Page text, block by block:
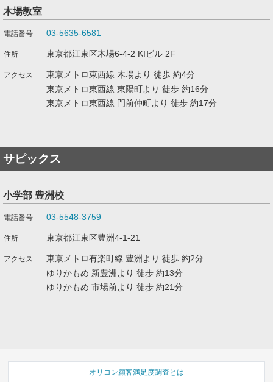
木場教室
03-5635-6581
東京都江東区木場6-4-2 KIビル 2F
東京メトロ東西線 木場より 徒歩 約4分
東京メトロ東西線 東陽町より 徒歩 約16分
東京メトロ東西線 門前仲町より 徒歩 約17分
サピックス
小学部 豊洲校
03-5548-3759
東京都江東区豊洲4-1-21
東京メトロ有楽町線 豊洲より 徒歩 約2分
ゆりかもめ 新豊洲より 徒歩 約13分
ゆりかもめ 市場前より 徒歩 約21分
オリコン顧客満足度調査とは